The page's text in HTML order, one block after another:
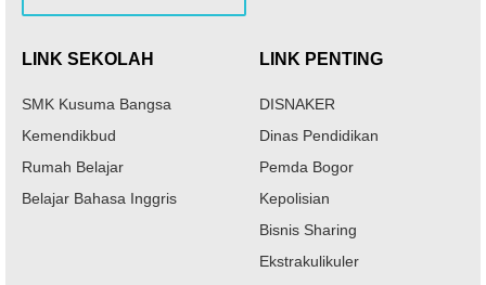
LINK SEKOLAH
SMK Kusuma Bangsa
Kemendikbud
Rumah Belajar
Belajar Bahasa Inggris
LINK PENTING
DISNAKER
Dinas Pendidikan
Pemda Bogor
Kepolisian
Bisnis Sharing
Ekstrakulikuler